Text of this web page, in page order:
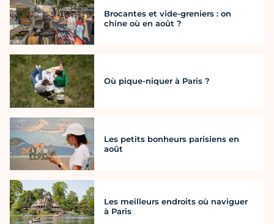
Brocantes et vide-greniers : on
chine où en août ?
Où pique-niquer à Paris ?
Les petits bonheurs parisiens en
août
Les meilleurs endroits où naviguer
à Paris